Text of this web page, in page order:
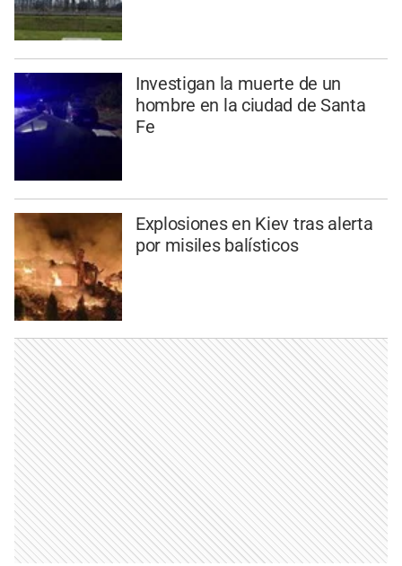
Investigan la muerte de un
hombre en la ciudad de Santa
Fe
Explosiones en Kiev tras alerta
por misiles balísticos